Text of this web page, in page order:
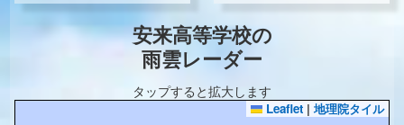
安来高等学校の
雨雲レーダー
タップすると拡大します
Leaflet | 地理院タイル